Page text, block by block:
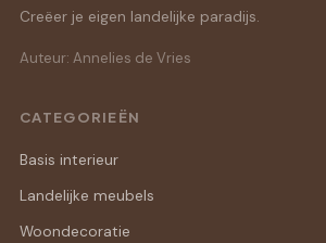
Creëer je eigen landelijke paradijs.
Auteur: Annelies de Vries
CATEGORIEËN
Basis interieur
Landelijke meubels
Woondecoratie